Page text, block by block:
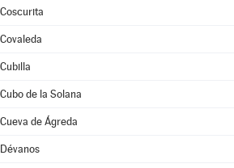
Coscurita
Covaleda
Cubilla
Cubo de la Solana
Cueva de Ágreda
Dévanos